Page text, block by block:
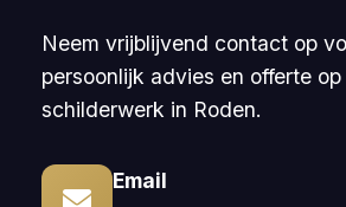
Neem vrijblijvend contact op
persoonlijk advies en offerte
schilderwerk in Roden.
Email